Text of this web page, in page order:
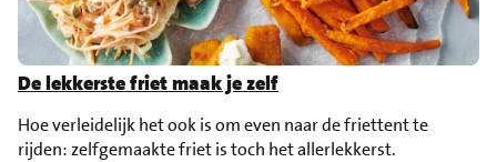
De lekkerste friet maak je zelf
Hoe verleidelijk het ook is om even naar de friettent te
rijden: zelfgemaakte friet is toch het allerlekkerst.